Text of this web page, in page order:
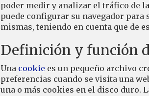
poder medir y analizar el tráfico de
puede configurar su navegador
mismas, teniendo en cuenta que de
Definición y función
Una cookie es un pequeño archivo
preferencias cuando se visita una
una o más cookies en el disco duro.